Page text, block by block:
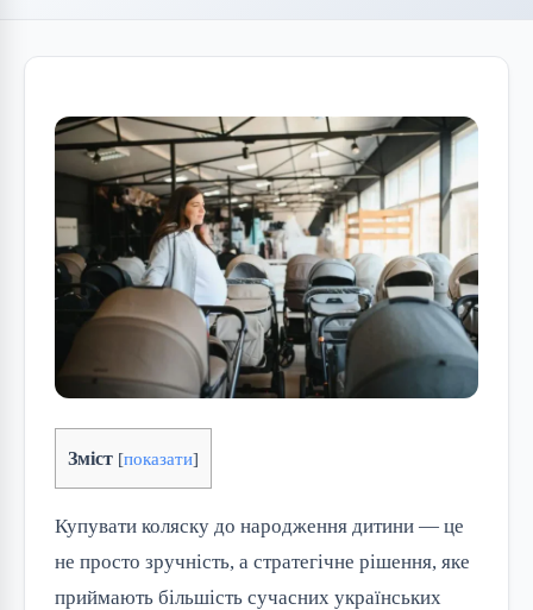
Зміст [показати]
Купувати коляску до народження дитини — це
не просто зручність, а стратегічне рішення, яке
приймають більшість сучасних українських